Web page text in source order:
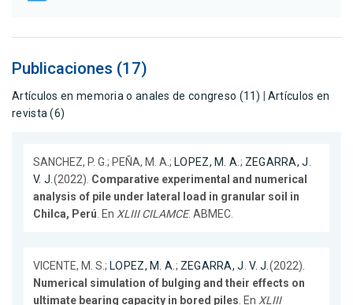
Publicaciones (17)
Artículos en memoria o anales de congreso (11)
Artículos en
revista (6)
SANCHEZ, P. G.; PEÑA, M. A.; LOPEZ, M. A. ; ZEGARRA, J.
V. J. (2022). Comparative experimental and numerical
analysis of pile under lateral load in granular soil in
Chilca, Perú . En XLIII CILAMCE. ABMEC.
VICENTE, M. S.; LOPEZ, M. A. ; ZEGARRA, J. V. J. (2022).
Numerical simulation of bulging and their effects on
ultimate bearing capacity in bored piles . En XLIII